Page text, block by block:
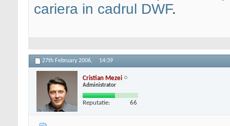
cariera in cadrul DWF.
27th February 2006, 14:39
Cristian Mezei
Administrator
Reputatie: 66